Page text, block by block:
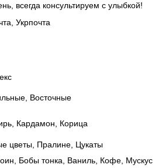
всегда консультируем с улыбкой!
Укрпочта
Восточные
Кардамон, Корица
цветы, Пралине, Цукаты
Бобы тонка, Ваниль, Кофе, Мускус